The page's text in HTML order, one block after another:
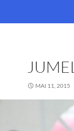
MAI 11, 2015